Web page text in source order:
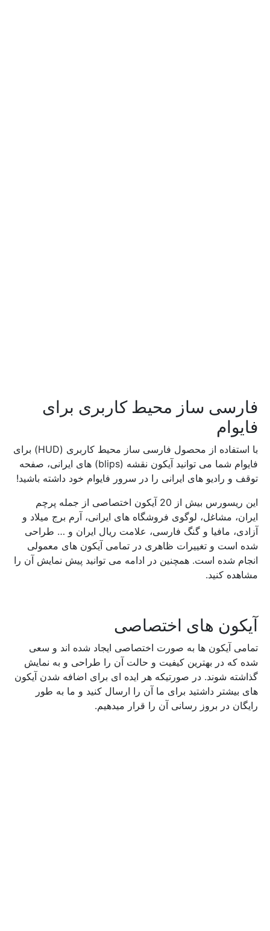
فارسی ساز محیط کاربری برای
فایوام
با استفاده از محصول فارسی ساز محیط کاربری (HUD) برای
فایوام شما می توانید آیکون نقشه (blips) های ایرانی، صفحه
توقف و رادیو های ایرانی را در سرور فایوام خود داشته باشید!
این ریسورس بیش از 20 آیکون اختصاصی از جمله پرچم
ایران، مشاغل، لوگوی فروشگاه های ایرانی، آرم برج میلاد و
آزادی، مافیا و گنگ فارسی، علامت ریال ایران و … طراحی
شده است و تغییرات ظاهری در تمامی آیکون های معمولی
انجام شده است. همچنین در ادامه می توانید پیش نمایش آن را
مشاهده کنید.
آیکون های اختصاصی
تمامی آیکون ها به صورت اختصاصی ایجاد شده اند و سعی
شده که در بهترین کیفیت و حالت آن را طراحی و به نمایش
گذاشته شوند. در صورتیکه هر ایده ای برای اضافه شدن آیکون
های بیشتر داشتید برای ما آن را ارسال کنید و ما به طور
رایگان در بروز رسانی آن را قرار میدهیم.